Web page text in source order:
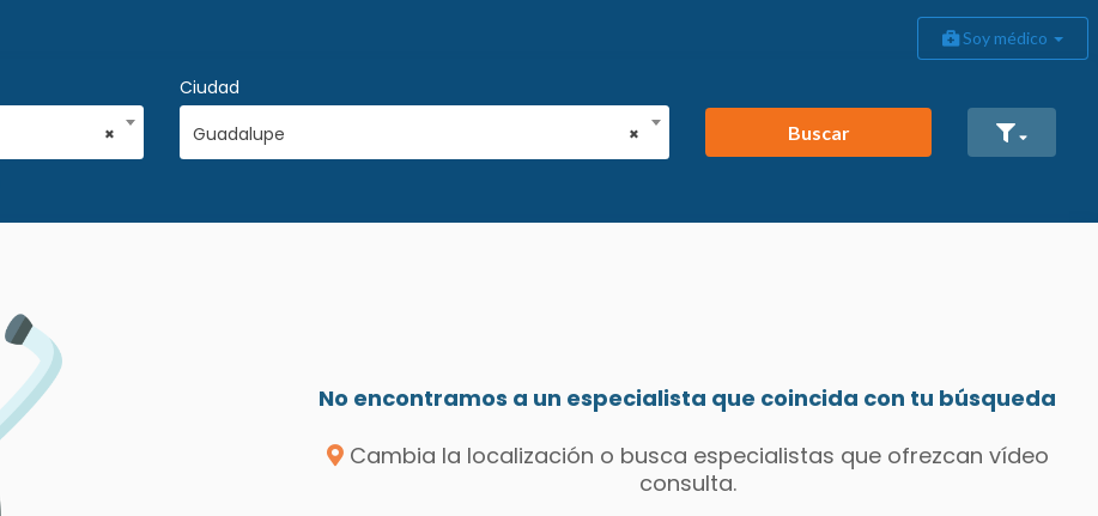
Soy médico
×
Ciudad
×
Guadalupe Buscar
No encontramos a un especialista que coincida con tu búsqueda
Cambia la localización o busca especialistas que ofrezcan vídeo
consulta.